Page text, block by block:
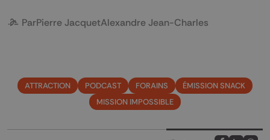
ParPierre JacquetAlexandre Jean-Charles
ATTRACTION PODCAST FORAINS
ÉMISSION SNACK
MISSION IMPOSSIBLE